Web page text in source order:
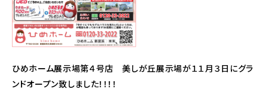
ひめホーム展示場第４号店 美しが丘展示場が１１月３日にグラ
ンドオープン致しました！！！！